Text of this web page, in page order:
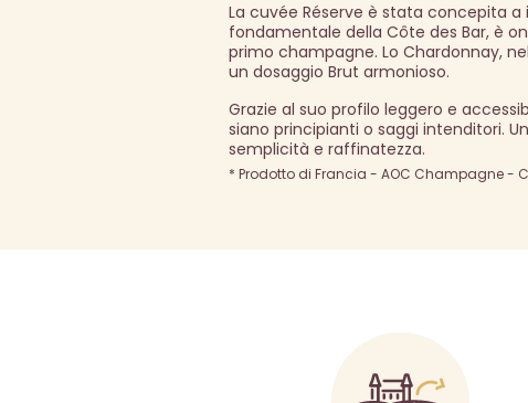
La cuvée Réserve è stata concepita a
fondamentale della Côte des Bar, è
primo champagne. Lo Chardonnay,
un dosaggio Brut armonioso.
Grazie al suo profilo leggero e
siano principianti o saggi intenditori.
semplicità e raffinatezza.
* Prodotto di Francia - AOC Champagne -